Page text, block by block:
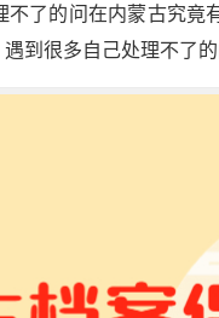
了的问在内蒙古究
到很多自己处理不了的